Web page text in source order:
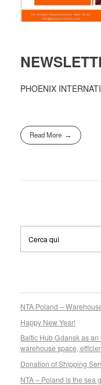
PHOENIX
Read More
NTA Poland –
Happy New Year!
Baltic Hub Gdansk as
warehouse space,
Donation of Shipping
NTA – Poland is the sea